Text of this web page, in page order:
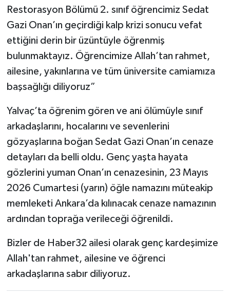
Restorasyon Bölümü 2. sınıf öğrencimiz Sedat
Gazi Onan’ın geçirdiği kalp krizi sonucu vefat
ettiğini derin bir üzüntüyle öğrenmiş
bulunmaktayız. Öğrencimize Allah’tan rahmet,
ailesine, yakınlarına ve tüm üniversite camiamıza
başsağlığı diliyoruz”
Yalvaç’ta öğrenim gören ve ani ölümüyle sınıf
arkadaşlarını, hocalarını ve sevenlerini
gözyaşlarına boğan Sedat Gazi Onan’ın cenaze
detayları da belli oldu. Genç yaşta hayata
gözlerini yuman Onan’ın cenazesinin, 23 Mayıs
2026 Cumartesi (yarın) öğle namazını müteakip
memleketi Ankara’da kılınacak cenaze namazının
ardından toprağa verileceği öğrenildi.
Bizler de Haber32 ailesi olarak genç kardeşimize
Allah'tan rahmet, ailesine ve öğrenci
arkadaşlarına sabır diliyoruz.